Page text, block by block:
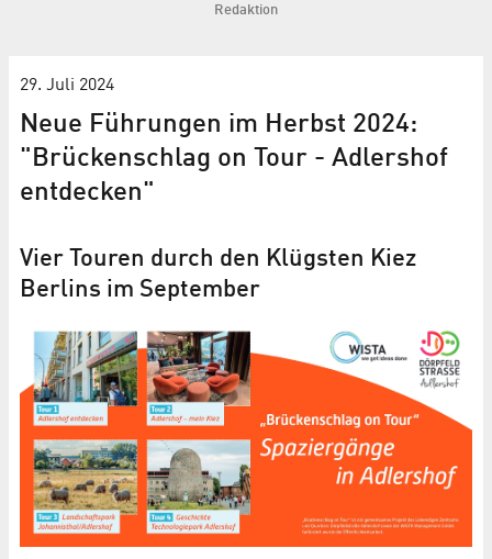
Redaktion
29. Juli 2024
Neue Führungen im Herbst 2024:
"Brückenschlag on Tour - Adlershof
entdecken"
Vier Touren durch den Klügsten Kiez
Berlins im September